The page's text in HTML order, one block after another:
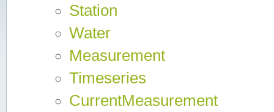
Station
Water
Measurement
Timeseries
CurrentMeasurement